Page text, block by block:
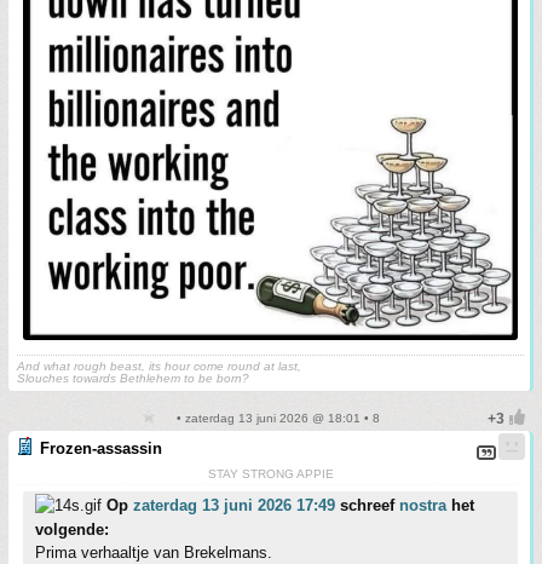
And what rough beast, its hour come round at last,
Slouches towards Bethlehem to be born?
• zaterdag 13 juni 2026 @ 18:01 • 8
Frozen-assassin
STAY STRONG APPIE
Op zaterdag 13 juni 2026 17:49 schreef nostrahet
volgende:
Prima verhaaltje van Brekelmans.